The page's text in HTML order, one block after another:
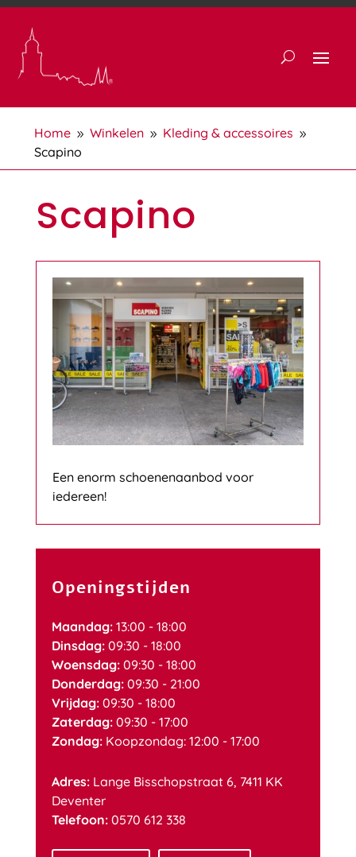
Home 9 Winkelen 9 Kleding & accessoires 9
Scapino
Scapino
Een enorm schoenenaanbod voor
iedereen!
Openingstijden
Maandag:13:00 - 18:00
Dinsdag:09:30 - 18:00
Woensdag:09:30 - 18:00
Donderdag:09:30 - 21:00
Vrijdag:09:30 - 18:00
Zaterdag:09:30 - 17:00
Zondag:Koopzondag: 12:00 - 17:00
Adres:Lange Bisschopstraat 6, 7411 KK
Deventer
Telefoon:0570 612 338